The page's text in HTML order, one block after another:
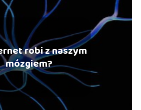
robi z naszym
mózgiem?